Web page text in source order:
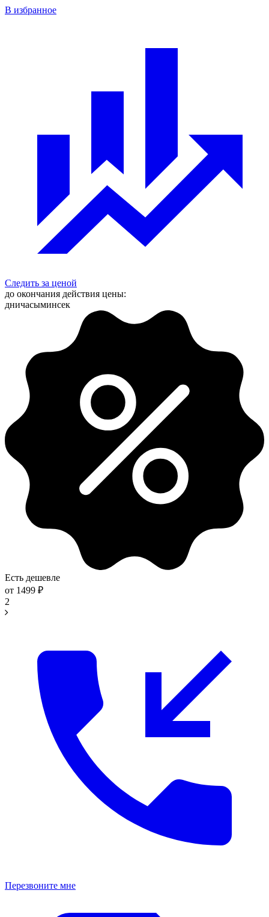
В избранное
Следить за ценой
до окончания действия цены:
дничасыминсек
Есть дешевле
от 1499 ₽
2
Перезвоните мне